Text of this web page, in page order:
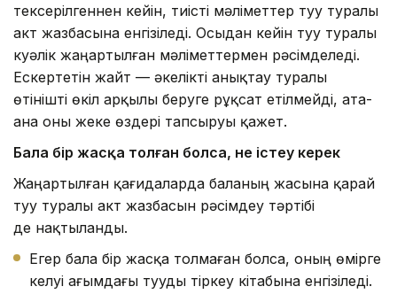
тексерілгеннен кейін, тиісті мәліметтер туу туралы
акт жазбасына енгізіледі. Осыдан кейін туу туралы
куәлік жаңартылған мәліметтермен рәсімделеді.
Ескертетін жайт — әкелікті анықтау туралы
өтінішті өкіл арқылы беруге рұқсат етілмейді, ата-
ана оны жеке өздері тапсыруы қажет.
Бала бір жасқа толған болса, не істеу керек
Жаңартылған қағидаларда баланың жасына қарай
туу туралы акт жазбасын рәсімдеу тәртібі
де нақтыланды.
Егер бала бір жасқа толмаған болса, оның өмірге
келуі ағымдағы тууды тіркеу кітабына енгізіледі.